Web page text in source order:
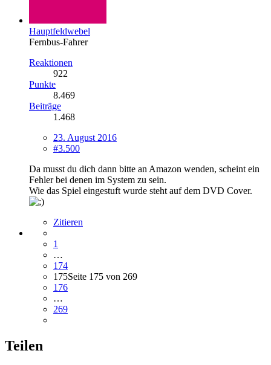
Hauptfeldwebel
Fernbus-Fahrer
Reaktionen
922
Punkte
8.469
Beiträge
1.468
23. August 2016
#3.500
Da musst du dich dann bitte an Amazon wenden, scheint ein
Fehler bei denen im System zu sein.
Wie das Spiel eingestuft wurde steht auf dem DVD Cover.
Zitieren
1
…
174
175Seite 175 von 269
176
…
269
Teilen